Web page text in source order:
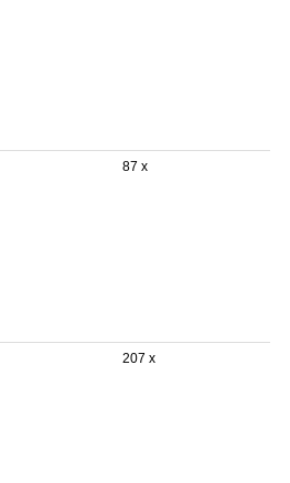
87 x
207 x